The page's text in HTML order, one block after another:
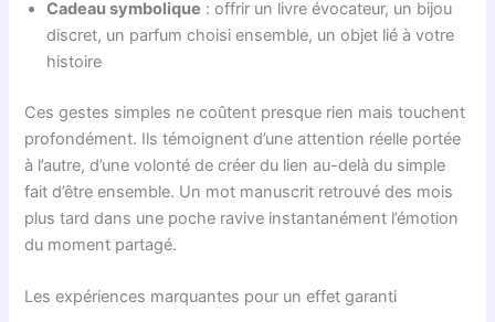
Cadeau symbolique : offrir un livre évocateur, un bijou
discret, un parfum choisi ensemble, un objet lié à votre
histoire
Ces gestes simples ne coûtent presque rien mais touchent
profondément. Ils témoignent d’une attention réelle portée
à l’autre, d’une volonté de créer du lien au-delà du simple
fait d’être ensemble. Un mot manuscrit retrouvé des mois
plus tard dans une poche ravive instantanément l’émotion
du moment partagé.
Les expériences marquantes pour un effet garanti